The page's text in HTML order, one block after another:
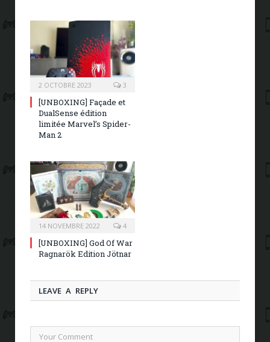
2 OCTOBRE 2023 3
[UNBOXING] Façade et
DualSense édition
limitée Marvel’s Spider-
Man 2
14 NOVEMBRE 2022 4
[UNBOXING] God Of War
Ragnarök Edition Jötnar
LEAVE A REPLY